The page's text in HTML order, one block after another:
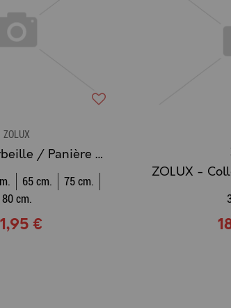
ZOLUX
ZOLUX - Corbeille / Panière Classic One JUNGLE
65 cm.
75 cm.
80 cm.
€